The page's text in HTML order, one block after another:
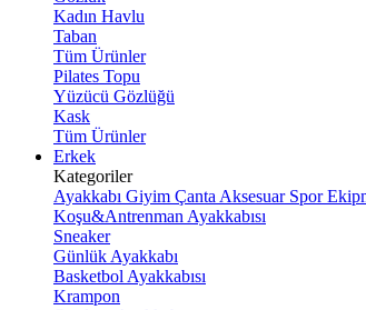
Kadın Havlu
Taban
Tüm Ürünler
Pilates Topu
Yüzücü Gözlüğü
Kask
Tüm Ürünler
Erkek
Kategoriler
Ayakkabı Giyim Çanta Aksesuar Spor
Koşu&Antrenman Ayakkabısı
Sneaker
Günlük Ayakkabı
Basketbol Ayakkabısı
Krampon